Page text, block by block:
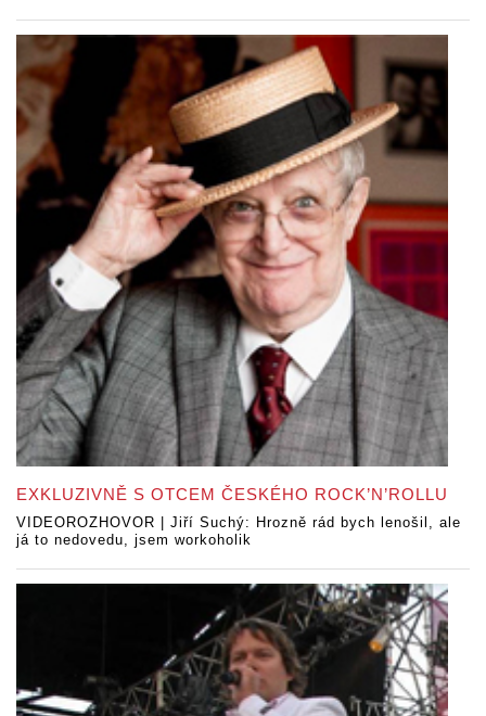
EXKLUZIVNĚ S OTCEM ČESKÉHO ROCK’N’ROLLU
VIDEOROZHOVOR | Jiří Suchý: Hrozně rád bych lenošil, ale
já to nedovedu, jsem workoholik